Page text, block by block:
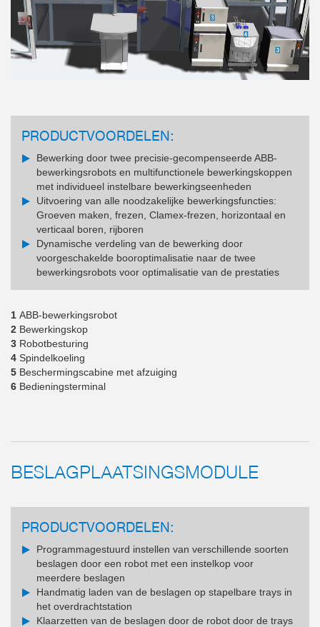
PRODUCTVOORDELEN:
Bewerking door twee precisie-gecompenseerde ABB-
bewerkingsrobots en multifunctionele bewerkingskoppen
met individueel instelbare bewerkingseenheden
Uitvoering van alle noodzakelijke bewerkingsfuncties:
Groeven maken, frezen, Clamex-frezen, horizontaal en
verticaal boren, rijboren
Dynamische verdeling van de bewerking door
voorgeschakelde booroptimalisatie naar de twee
bewerkingsrobots voor optimalisatie van de prestaties
1 ABB-bewerkingsrobot
2 Bewerkingskop
3 Robotbesturing
4 Spindelkoeling
5 Beschermingscabine met afzuiging
6 Bedieningsterminal
BESLAGPLAATSINGSMODULE
PRODUCTVOORDELEN:
Programmagestuurd instellen van verschillende soorten
beslagen door een robot met een instelkop voor
meerdere beslagen
Handmatig laden van de beslagen op stapelbare trays in
het overdrachtstation
Klaarzetten van de beslagen door de robot door de trays